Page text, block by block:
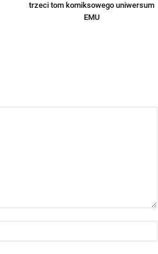
trzeci tom komiksowego uniwersum
EMU